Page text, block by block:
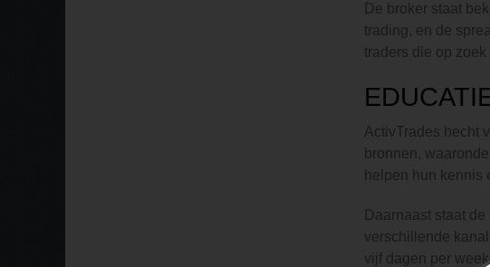
De broker staat
trading, en de
traders die op
ActivTrades hecht
bronnen,
helpen hun kennis
Daarnaast staat
verschillende
vijf dagen per